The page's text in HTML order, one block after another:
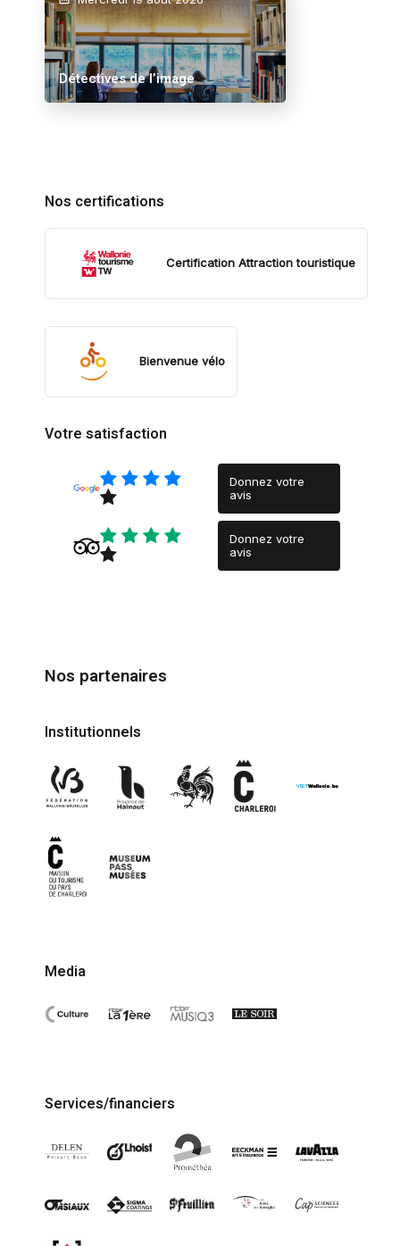
Détectives de l’image
Nos certifications
Certification Attraction touristique
Bienvenue vélo
Votre satisfaction
Donnez votre
avis
Donnez votre
avis
Nos partenaires
Institutionnels
Media
Services/financiers